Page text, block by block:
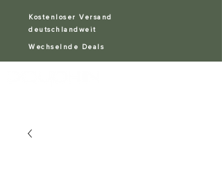
Kostenloser Versand
deutschlandweit
Wechselnde Deals